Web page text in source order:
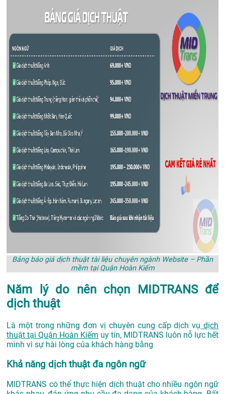
Bảng báo giá dịch thuật tài liệu chuyên ngành Website – Phần
mềm tại Quận Hoàn Kiếm
Năm lý do nên chọn MIDTRANS để
dịch thuật
Là một trong những đơn vị chuyên cung cấp dịch vụ dịch
thuật tại Quận Hoàn Kiếm uy tín, MIDTRANS luôn nỗ lực hết
mình vì sự hài lòng của khách hàng bằng
Khả năng dịch thuật đa ngôn ngữ
MIDTRANS có thể thực hiện dịch thuật cho nhiều ngôn ngữ